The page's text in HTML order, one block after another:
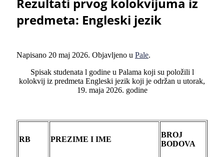
predmeta: Engleski jezik
Napisano 20 maj 2026. Objavljeno u Pale.
Spisak studenata l godine u Palama koji su položili l
kolokvij iz predmeta Engleski jezik koji je održan u utorak,
19. maja 2026. godine
RB PREZIME I IME
BROJ
BODOVA